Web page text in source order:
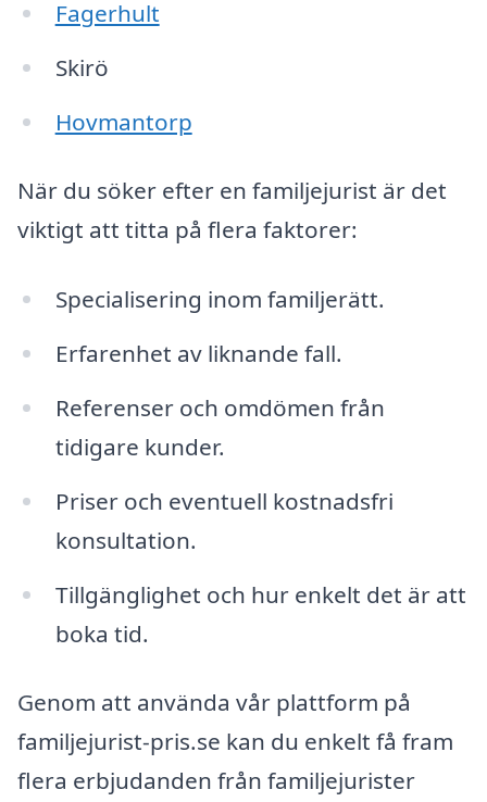
Fagerhult
Skirö
Hovmantorp
När du söker efter en familjejurist är det
viktigt att titta på flera faktorer:
Specialisering inom familjerätt.
Erfarenhet av liknande fall.
Referenser och omdömen från
tidigare kunder.
Priser och eventuell kostnadsfri
konsultation.
Tillgänglighet och hur enkelt det är att
boka tid.
Genom att använda vår plattform på
familjejurist-pris.se kan du enkelt få fram
flera erbjudanden från familjejurister